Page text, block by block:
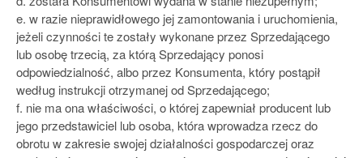
e. w razie nieprawidłowego jej zamontowania i uruchomienia,
jeżeli czynności te zostały wykonane przez Sprzedającego
lub osobę trzecią, za którą Sprzedający ponosi
odpowiedzialność, albo przez Konsumenta, który postąpił
według instrukcji otrzymanej od Sprzedającego;
f. nie ma ona właściwości, o której zapewniał producent lub
jego przedstawiciel lub osoba, która wprowadza rzecz do
obrotu w zakresie swojej działalności gospodarczej oraz